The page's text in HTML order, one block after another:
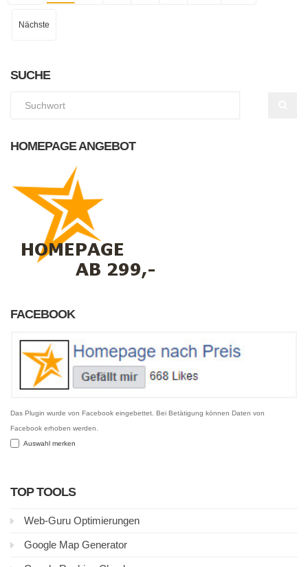
Nächste
SUCHE
HOMEPAGE ANGEBOT
FACEBOOK
Das Plugin wurde von Facebook eingebettet. Bei Betätigung können Daten von
Facebook erhoben werden.
Auswahl merken
TOP TOOLS
Web-Guru Optimierungen
Google Map Generator